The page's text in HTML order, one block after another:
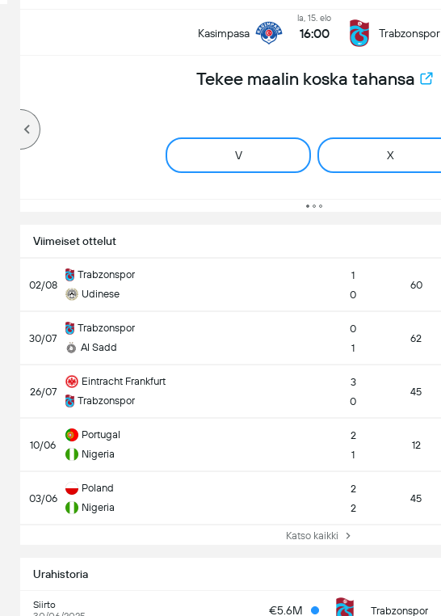
Kasimpasa
la, 15. elo
16:00 Trabzonspor
Tekee maalin koska tahansa
V X
Viimeiset ottelut
02/08
Trabzonspor
Udinese
1
0
60
30/07
Trabzonspor
Al Sadd
0
1
62
26/07
Eintracht Frankfurt
Trabzonspor
3
0
45
10/06
Portugal
Nigeria
2
1
12
03/06
Poland
Nigeria
2
2
45
Katso kaikki
Urahistoria
Siirto
€5.6M Trabzonspor